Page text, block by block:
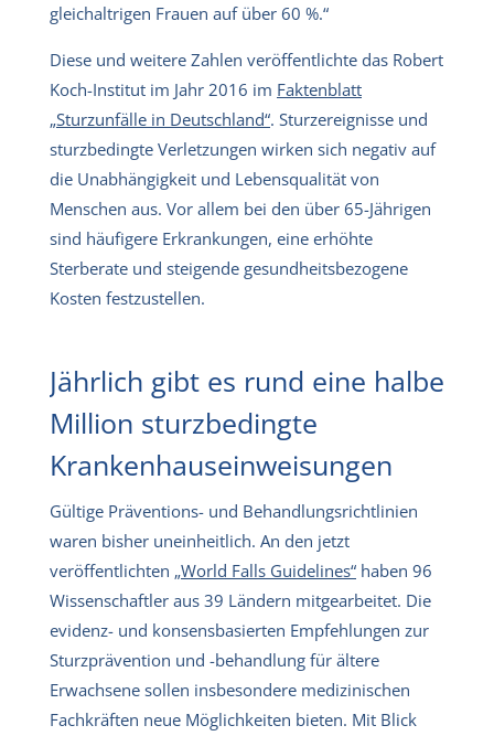
gleichaltrigen Frauen auf über 60 %.“
Diese und weitere Zahlen veröffentlichte das Robert
Koch-Institut im Jahr 2016 im Faktenblatt
„Sturzunfälle in Deutschland“. Sturzereignisse und
sturzbedingte Verletzungen wirken sich negativ auf
die Unabhängigkeit und Lebensqualität von
Menschen aus. Vor allem bei den über 65-Jährigen
sind häufigere Erkrankungen, eine erhöhte
Sterberate und steigende gesundheitsbezogene
Kosten festzustellen.
Jährlich gibt es rund eine halbe
Million sturzbedingte
Krankenhauseinweisungen
Gültige Präventions- und Behandlungsrichtlinien
waren bisher uneinheitlich. An den jetzt
veröffentlichten „World Falls Guidelines“ haben 96
Wissenschaftler aus 39 Ländern mitgearbeitet. Die
evidenz- und konsensbasierten Empfehlungen zur
Sturzprävention und -behandlung für ältere
Erwachsene sollen insbesondere medizinischen
Fachkräften neue Möglichkeiten bieten. Mit Blick